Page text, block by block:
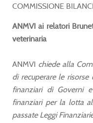
COMMISSIONE
ANMVI ai relatori
veterinaria
ANMVI chiede alla
di recuperare le
finanziari di Governi
finanziari per la lotta
passate Leggi